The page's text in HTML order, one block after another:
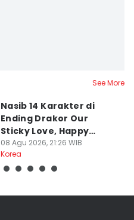
See More
Nasib 14 Karakter di
Ending Drakor Our
Sticky Love, Happy
Ending?
08 Agu 2026, 21:26 WIB
Korea